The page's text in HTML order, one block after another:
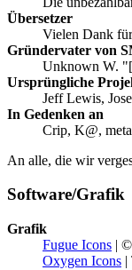
Übersetzer
Vielen Dank
Gründervater von
Unknown W.
Ursprüngliche
Jeff Lewis,
In Gedenken an
Crip, K@,
An alle, die wir
Software/Grafik
Grafik
Fugue Icons |
Oxygen Icons |